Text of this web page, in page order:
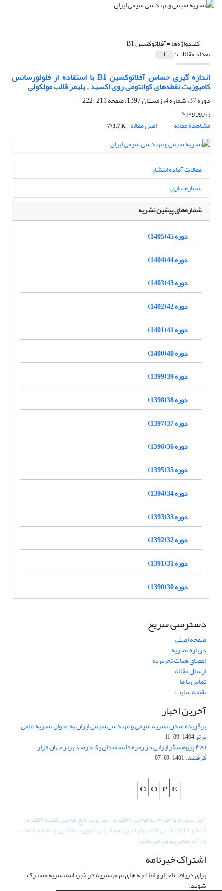
کلیدواژه‌ها =آفلاتوکسین B1
تعداد مقالات: 1
اندازه گیری حساس آفلاتوکسین B1 با استفاده از فلوئورسانس
کامپوزیت نقطه‌های کوانتومی روی اکسید ـ پلیمر قالب مولکولی
دوره 37، شماره 4، زمستان 1397، صفحه
211-222
بهروز وحید
مشاهده مقاله
اصل مقاله 773.7 K
مقالات آماده انتشار
شماره جاری
شماره‌های پیشین نشریه
دوره 45 (1405)
دوره 44 (1404)
دوره 43 (1403)
دوره 42 (1402)
دوره 41 (1401)
دوره 40 (1400)
دوره 39 (1399)
دوره 38 (1398)
دوره 37 (1397)
دوره 36 (1396)
دوره 35 (1395)
دوره 34 (1394)
دوره 33 (1393)
دوره 32 (1392)
دوره 31 (1391)
دوره 30 (1390)
دسترسی سریع
صفحه اصلی
درباره نشریه
اعضای هیات تحریریه
ارسال مقاله
تماس با ما
نقشه سایت
آخرین اخبار
برگزیده شدن نشریه شیمی و مهندسی شیمی ایران به عنوان نشریه علمی
برتر1404-09-11
۴۸۱ پژوهشگر ایرانی در زمره دانشمندان یک‌درصد برتر جهان قرار
گرفتند.1401-09-07
"این نشریه با احترام به قوانین اخلاق در نشریات، تابع قوانین کمیتۀ اخلاق در
انتشار (COPE) می باشد و از آیین نامه اجرایی قانون پیشگیری و مقابله با تقلب
در آثار علمی پیروی می نماید".
اشتراک خبرنامه
برای دریافت اخبار و اطلاعیه های مهم نشریه در خبرنامه نشریه مشترک
شوید.